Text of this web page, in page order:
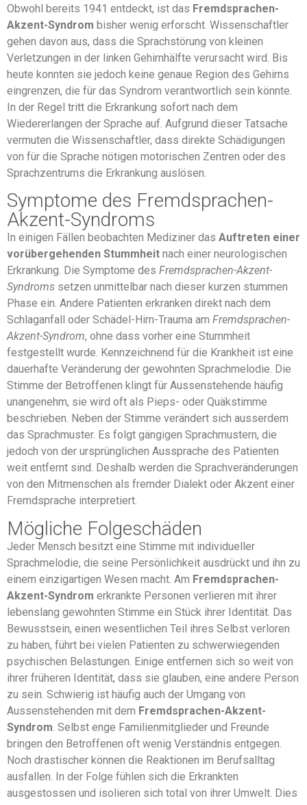
Obwohl bereits 1941 entdeckt, ist das Fremdsprachen-
Akzent-Syndrom bisher wenig erforscht. Wissenschaftler
gehen davon aus, dass die Sprachstörung von kleinen
Verletzungen in der linken Gehirnhälfte verursacht wird. Bis
heute konnten sie jedoch keine genaue Region des Gehirns
eingrenzen, die für das Syndrom verantwortlich sein könnte.
In der Regel tritt die Erkrankung sofort nach dem
Wiedererlangen der Sprache auf. Aufgrund dieser Tatsache
vermuten die Wissenschaftler, dass direkte Schädigungen
von für die Sprache nötigen motorischen Zentren oder des
Sprachzentrums die Erkrankung auslösen.
Symptome des Fremdsprachen-
Akzent-Syndroms
In einigen Fällen beobachten Mediziner das Auftreten einer
vorübergehenden Stummheit nach einer neurologischen
Erkrankung. Die Symptome des Fremdsprachen-Akzent-
Syndroms setzen unmittelbar nach dieser kurzen stummen
Phase ein. Andere Patienten erkranken direkt nach dem
Schlaganfall oder Schädel-Hirn-Trauma am Fremdsprachen-
Akzent-Syndrom, ohne dass vorher eine Stummheit
festgestellt wurde. Kennzeichnend für die Krankheit ist eine
dauerhafte Veränderung der gewohnten Sprachmelodie. Die
Stimme der Betroffenen klingt für Aussenstehende häufig
unangenehm, sie wird oft als Pieps- oder Quäkstimme
beschrieben. Neben der Stimme verändert sich ausserdem
das Sprachmuster. Es folgt gängigen Sprachmustern, die
jedoch von der ursprünglichen Aussprache des Patienten
weit entfernt sind. Deshalb werden die Sprachveränderungen
von den Mitmenschen als fremder Dialekt oder Akzent einer
Fremdsprache interpretiert.
Mögliche Folgeschäden
Jeder Mensch besitzt eine Stimme mit individueller
Sprachmelodie, die seine Persönlichkeit ausdrückt und ihn zu
einem einzigartigen Wesen macht. Am Fremdsprachen-
Akzent-Syndrom erkrankte Personen verlieren mit ihrer
lebenslang gewohnten Stimme ein Stück ihrer Identität. Das
Bewusstsein, einen wesentlichen Teil ihres Selbst verloren
zu haben, führt bei vielen Patienten zu schwerwiegenden
psychischen Belastungen. Einige entfernen sich so weit von
ihrer früheren Identität, dass sie glauben, eine andere Person
zu sein. Schwierig ist häufig auch der Umgang von
Aussenstehenden mit dem Fremdsprachen-Akzent-
Syndrom . Selbst enge Familienmitglieder und Freunde
bringen den Betroffenen oft wenig Verständnis entgegen.
Noch drastischer können die Reaktionen im Berufsalltag
ausfallen. In der Folge fühlen sich die Erkrankten
ausgestossen und isolieren sich total von ihrer Umwelt. Dies